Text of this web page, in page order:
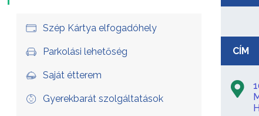
Szép Kártya elfogadóhely
Parkolási lehetőség
Saját étterem
Gyerekbarát szolgáltatások
CÍM